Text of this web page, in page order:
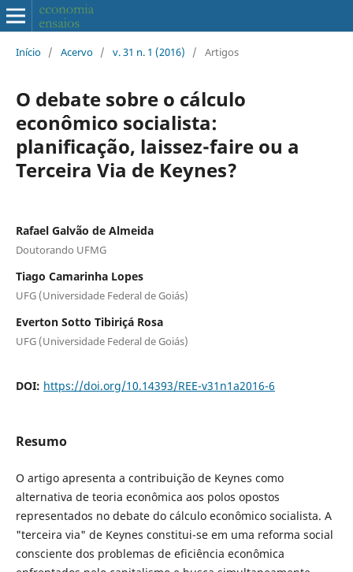
Início / Acervo / v. 31 n. 1 (2016) / Artigos
O debate sobre o cálculo
econômico socialista:
planificação, laissez-faire ou a
Terceira Via de Keynes?
Rafael Galvão de Almeida
Doutorando UFMG
Tiago Camarinha Lopes
UFG (Universidade Federal de Goiás)
Everton Sotto Tibiriçá Rosa
UFG (Universidade Federal de Goiás)
DOI: https://doi.org/10.14393/REE-v31n1a2016-6
Resumo
O artigo apresenta a contribuição de Keynes como
alternativa de teoria econômica aos polos opostos
representados no debate do cálculo econômico socialista. A
"terceira via" de Keynes constitui-se em uma reforma social
consciente dos problemas de eficiência econômica